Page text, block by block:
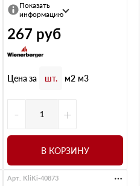
Показать
информацию
267 руб
Цена за шт. м2 м3
- +
В КОРЗИНУ
Арт. KliKi-40873